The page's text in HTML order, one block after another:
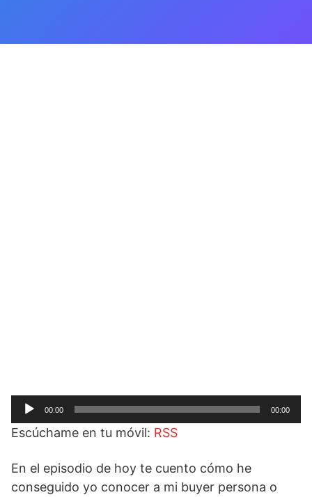
Reproductor
audio
00:00 00:00
Escúchame en tu móvil: RSS
En el episodio de hoy te cuento cómo he
conseguido yo conocer a mi buyer persona o